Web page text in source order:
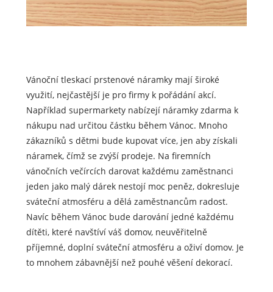
Vánoční tleskací prstenové náramky mají široké
využití, nejčastější je pro firmy k pořádání akcí.
Například supermarkety nabízejí náramky zdarma k
nákupu nad určitou částku během Vánoc. Mnoho
zákazníků s dětmi bude kupovat více, jen aby získali
náramek, čímž se zvýší prodeje. Na firemních
vánočních večírcích darovat každému zaměstnanci
jeden jako malý dárek nestojí moc peněz, dokresluje
sváteční atmosféru a dělá zaměstnancům radost.
Navíc během Vánoc bude darování jedné každému
dítěti, které navštíví váš domov, neuvěřitelně
příjemné, doplní sváteční atmosféru a oživí domov. Je
to mnohem zábavnější než pouhé věšení dekorací.